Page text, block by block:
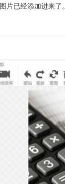
片已经添加进来了。